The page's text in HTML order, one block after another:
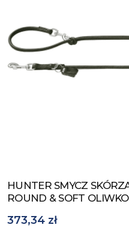
Zobacz produkt
HUNTER SMYCZ
ROUND & SOFT
373,34 zł